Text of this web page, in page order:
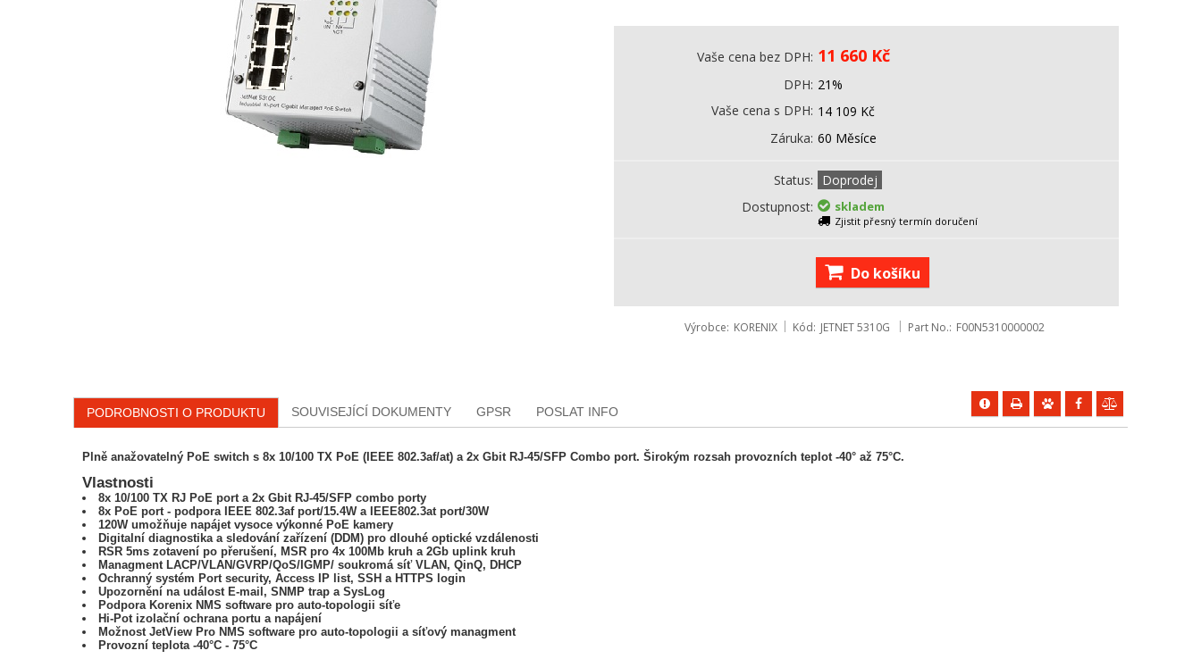
Vaše cena bez DPH 11 660 Kč
DPH 21%
Vaše cena s DPH 14 109 Kč
Záruka 60 Měsíce
Status
Doprodej
Dostupnost
skladem
Zjistit přesný termín doručení
Do košíku
Výrobce KORENIX Kód JETNET 5310G Part No. F00N5310000002
PODROBNOSTI O PRODUKTU SOUVISEJÍCÍ DOKUMENTY GPSR POSLAT INFO
Plně anažovatelný PoE switch s 8x 10/100 TX PoE (IEEE 802.3af/at) a 2x Gbit RJ-45/SFP Combo port. Širokým rozsah provozních teplot -40° až 75°C.
Vlastnosti
8x 10/100 TX RJ PoE port a 2x Gbit RJ-45/SFP combo porty
8x PoE port - podpora IEEE 802.3af port/15.4W a IEEE802.3at port/30W
120W umožňuje napájet vysoce výkonné PoE kamery
Digitalní diagnostika a sledování zařízení (DDM) pro dlouhé optické vzdálenosti
RSR 5ms zotavení po přerušení, MSR pro 4x 100Mb kruh a 2Gb uplink kruh
Managment LACP/VLAN/GVRP/QoS/IGMP/ soukromá síť VLAN, QinQ, DHCP
Ochranný systém Port security, Access IP list, SSH a HTTPS login
Upozornění na událost E-mail, SNMP trap a SysLog
Podpora Korenix NMS software pro auto-topologii síťe
Hi-Pot izolační ochrana portu a napájení
Možnost JetView Pro NMS software pro auto-topologii a síťový managment
Provozní teplota -40°C - 75°C